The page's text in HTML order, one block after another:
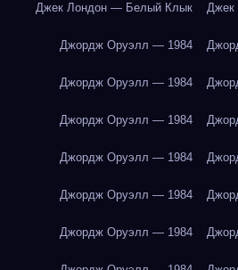
Джек Лондон — Белый Клык Джек
Джордж Оруэлл — 1984
Джордж Оруэлл — 1984
Джордж Оруэлл — 1984
Джордж Оруэлл — 1984
Джордж Оруэлл — 1984
Джордж Оруэлл — 1984